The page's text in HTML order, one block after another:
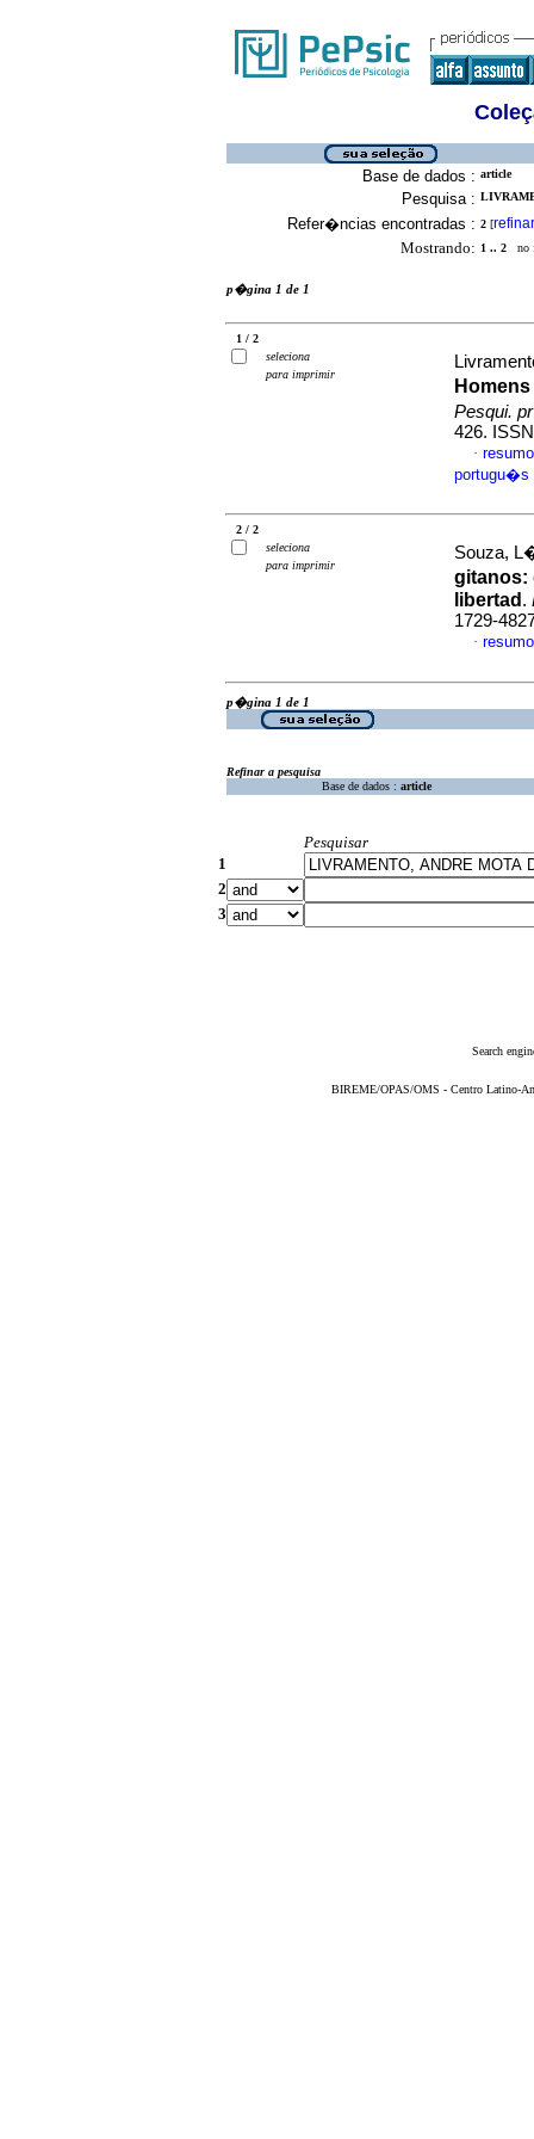
Base de dados : article
Pesquisa :
Refer�ncias encontradas : 2 [refinar
Mostrando: 1 .. 2 no
p�gina 1 de 1
1 / 2
seleciona
para imprimir
Pesqui.
426.
·
portugu�s
2 / 2
seleciona
para imprimir
Souza,
gitanos:
libertad .
1729-
·
p�gina 1 de 1
Refinar a pesquisa
Base de dados : article
Pesquisar
1
2
3
Search
BIREME/OPAS/OMS - Centro Latino-